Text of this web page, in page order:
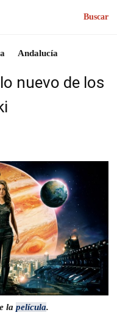
Buscar
Andalucía
nuevo de los
la película.